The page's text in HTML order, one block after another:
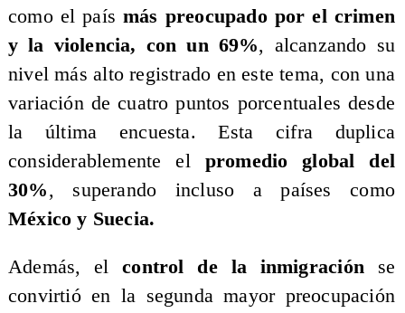
como el paísmás preocupado por el crimen
y la violencia, con un 69%, alcanzando su
nivel más alto registrado en este tema, con una
variación de cuatro puntos porcentuales desde
la última encuesta. Esta cifra duplica
considerablemente el promedio global del
30%, superando incluso a países como
México y Suecia.
​Además, elcontrol de la inmigración se
convirtió en la segunda mayor preocupación